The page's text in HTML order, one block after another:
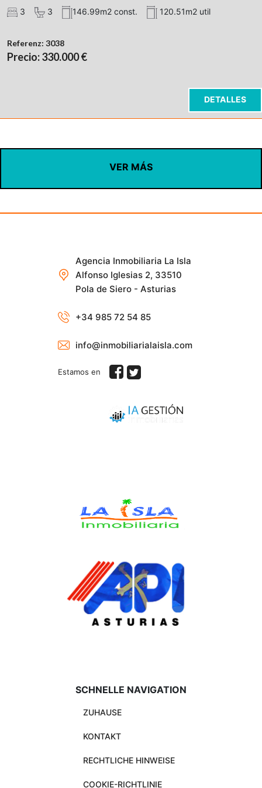
3 3 146.99m2 const. 120.51m2 util
Referenz: 3038
Precio: 330.000 €
DETALLES
VER MÁS
Agencia Inmobiliaria La Isla
Alfonso Iglesias 2, 33510
Pola de Siero - Asturias
+34 985 72 54 85
info@inmobiliarialaisla.com
Estamos en
SCHNELLE NAVIGATION
ZUHAUSE
KONTAKT
RECHTLICHE HINWEISE
COOKIE-RICHTLINIE